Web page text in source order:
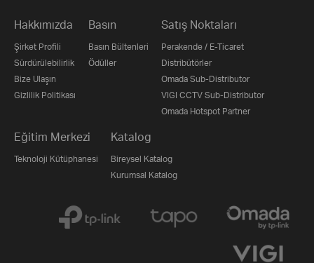
Hakkımızda
Şirket Profili
Sürdürülebilirlik
Bize Ulaşın
Gizlilik Politikası
Basın
Basın Bültenleri
Ödüller
Satış Noktaları
Perakende / E-Ticaret
Distribütörler
Omada Sub-Distributor
VIGI CCTV Sub-Distributor
Omada Hotspot Partner
Eğitim Merkezi
Teknoloji Kütüphanesi
Katalog
Bireysel Katalog
Kurumsal Katalog